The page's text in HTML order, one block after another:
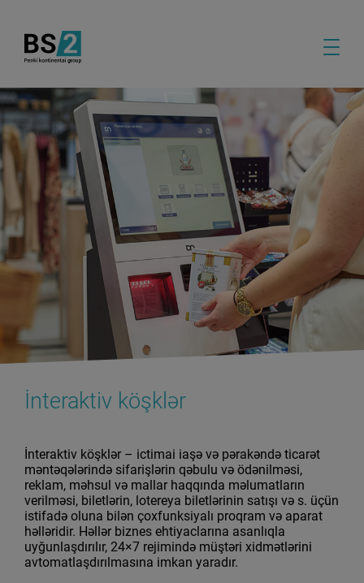
İnteraktiv köşklər
İnteraktiv köşklər – ictimai iaşə və pərakəndə ticarət
məntəqələrində sifarişlərin qəbulu və ödənilməsi,
reklam, məhsul və mallar haqqında məlumatların
verilməsi, biletlərin, lotereya biletlərinin satışı və s. üçün
istifadə oluna bilən çoxfunksiyalı proqram və aparat
həlləridir. Həllər biznes ehtiyaclarına asanlıqla
uyğunlaşdırılır, 24×7 rejimində müştəri xidmətlərini
avtomatlaşdırılmasına imkan yaradır.